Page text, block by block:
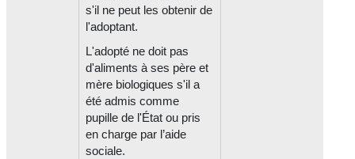
s'il ne peut les obtenir de
l'adoptant.
L'adopté ne doit pas
d'aliments à ses père et
mère biologiques s'il a
été admis comme
pupille de l'État ou pris
en charge par l’aide
sociale.